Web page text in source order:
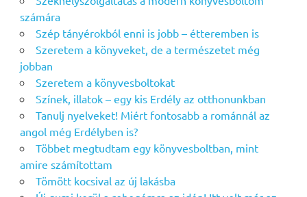
számára
Szép tányérokból enni is jobb – étteremben is
Szeretem a könyveket, de a természetet még
jobban
Szeretem a könyvesboltokat
Színek, illatok – egy kis Erdély az otthonunkban
Tanulj nyelveket! Miért fontosabb a románnál az
angol még Erdélyben is?
Többet megtudtam egy könyvesboltban, mint
amire számítottam
Tömött kocsival az új lakásba